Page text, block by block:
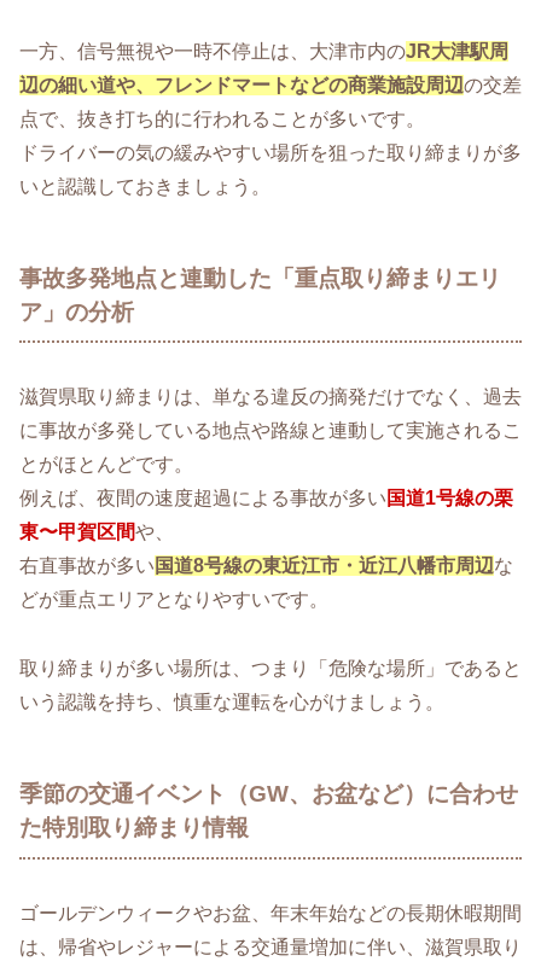
一方、信号無視や一時不停止は、大津市内のJR大津駅周
辺の細い道や、フレンドマートなどの商業施設周辺の交差
点で、抜き打ち的に行われることが多いです。
ドライバーの気の緩みやすい場所を狙った取り締まりが多
いと認識しておきましょう。
事故多発地点と連動した「重点取り締まりエリ
ア」の分析
滋賀県取り締まりは、単なる違反の摘発だけでなく、過去
に事故が多発している地点や路線と連動して実施されるこ
とがほとんどです。
例えば、夜間の速度超過による事故が多い 国道1号線の栗
東〜甲賀区間や、
右直事故が多い 国道8号線の東近江市・近江八幡市周辺な
どが重点エリアとなりやすいです。
取り締まりが多い場所は、つまり「危険な場所」であると
いう認識を持ち、慎重な運転を心がけましょう。
季節の交通イベント（GW、お盆など）に合わせ
た特別取り締まり情報
ゴールデンウィークやお盆、年末年始などの長期休暇期間
は、帰省やレジャーによる交通量増加に伴い、滋賀県取り